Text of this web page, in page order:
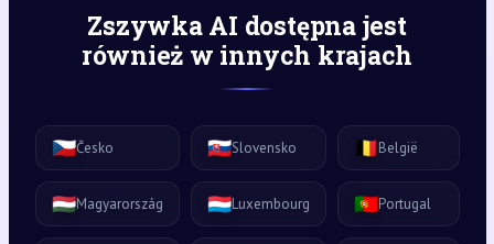
Zszywka AI dostępna jest
również w innych krajach
🇨🇿Česko 🇸🇰Slovensko 🇧🇪België
🇭🇺Magyarország 🇱🇺Luxembourg 🇵🇹Portugal